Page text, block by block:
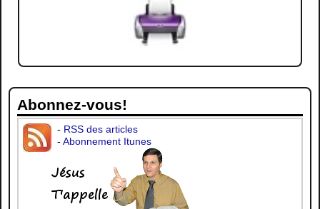
Abonnez-vous!
- RSS des articles
-Abonnement Itunes